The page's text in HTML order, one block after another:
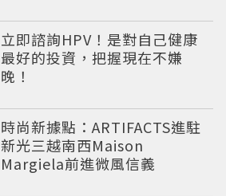
立即諮詢HPV！是對自己健康
最好的投資，把握現在不嫌
晚！
時尚新據點：ARTIFACTS進駐
新光三越南西Maison
Margiela前進微風信義